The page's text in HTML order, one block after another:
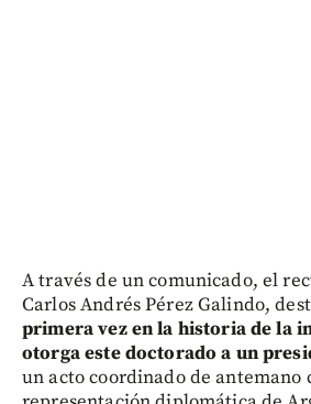
A través de un comunicado, el
Carlos Andrés Pérez Galindo,
primera vez en la historia de la
otorga este doctorado a un
un acto coordinado de antemano